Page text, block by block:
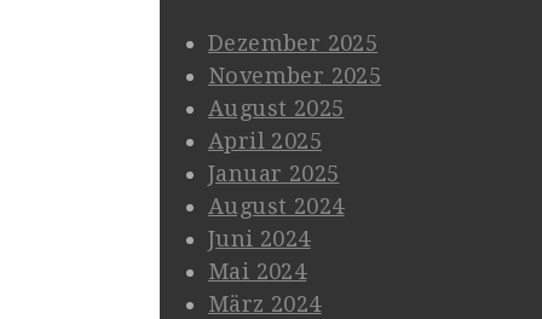
Dezember 2025
November 2025
August 2025
April 2025
Januar 2025
August 2024
Juni 2024
Mai 2024
März 2024